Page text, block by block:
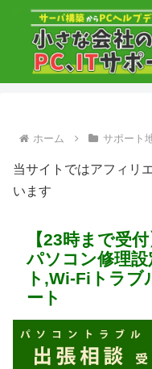
ホーム サポート
当サイトではアフィリ
います
【23時まで受
パソコン修理
ト,Wi-Fiトラブ
ート